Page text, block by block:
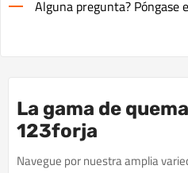
Alguna pregunta? Póngase
La gama de
123forja
Navegue por nuestra amplia